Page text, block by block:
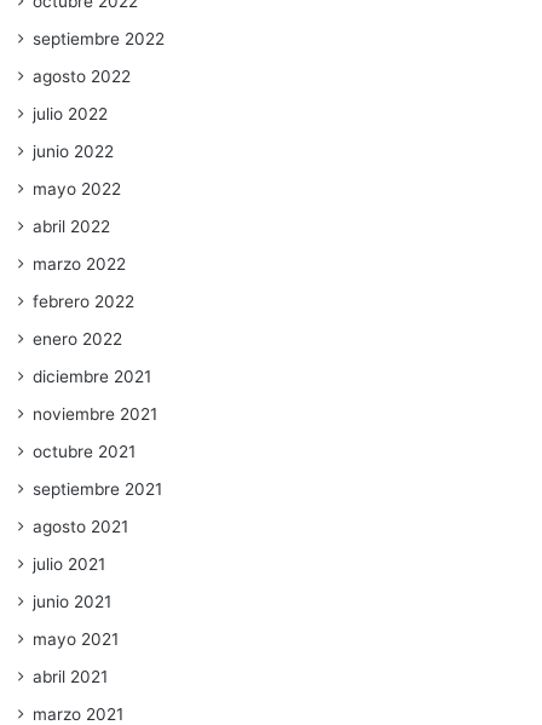
septiembre 2022
agosto 2022
julio 2022
junio 2022
mayo 2022
abril 2022
marzo 2022
febrero 2022
enero 2022
diciembre 2021
noviembre 2021
octubre 2021
septiembre 2021
agosto 2021
julio 2021
junio 2021
mayo 2021
abril 2021
marzo 2021